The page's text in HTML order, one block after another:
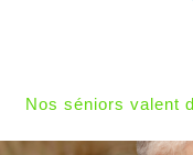
Nos séniors valent